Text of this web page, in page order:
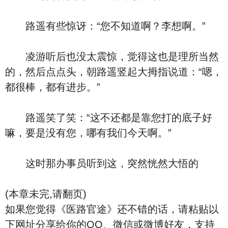
路遥有些惊讶：“您不知道啊？李想啊。”
凌游听后也没太震惊，觉得这也是理所当然
的，然后点点头，朝路遥竖起大拇指说道：“嗯，
都很棒，都有进步。”
路遥笑了笑：“这不还都是靠您打的底子好
嘛，要是没有您，哪有我们今天啊。”
这时那办事员听到这，突然恍然大悟的
(本章未完,请翻页)
如果您觉得《医路官途》还不错的话，请粘贴以
下网址分享给你的QQ、微信或微博好友，支持